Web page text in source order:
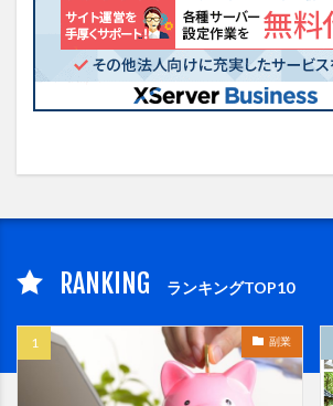
RANKING ランキングTOP10
副業